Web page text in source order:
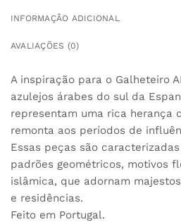
INFORMAÇÃO ADICIONAL
AVALIAÇÕES (0)
A inspiração para o Galheteiro
azulejos árabes do sul da
representam uma rica herança
remonta aos períodos de
Essas peças são
padrões geométricos, motivos
islâmica, que adornam
e residências.
Feito em Portugal.